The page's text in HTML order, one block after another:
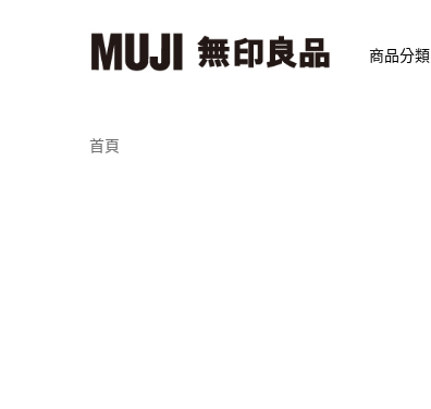
商品分類
首頁